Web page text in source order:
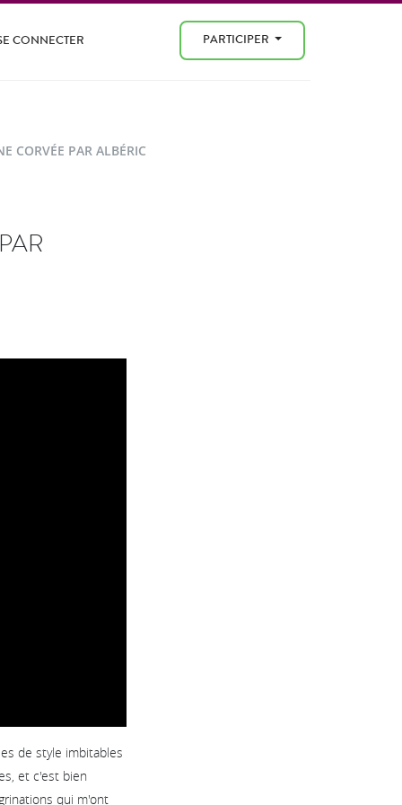
CONNECTER PARTICIPER
CORVÉE PAR ALBÉRIC
de style imbitables
et c'est bien
qui m'ont